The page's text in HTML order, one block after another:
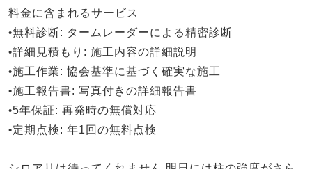
料金に含まれるサービス
•無料診断: タームレーダーによる精密診断
•詳細見積もり : 施工内容の詳細説明
•施工作業: 協会基準に基づく確実な施工
•施工報告書: 写真付きの詳細報告書
•5年保証: 再発時の無償対応
•定期点検: 年1回の無料点検